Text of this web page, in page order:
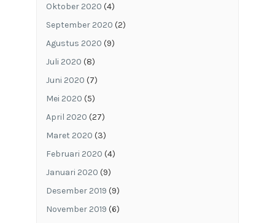
Oktober 2020 (4)
September 2020 (2)
Agustus 2020 (9)
Juli 2020 (8)
Juni 2020 (7)
Mei 2020 (5)
April 2020 (27)
Maret 2020 (3)
Februari 2020 (4)
Januari 2020 (9)
Desember 2019 (9)
November 2019 (6)